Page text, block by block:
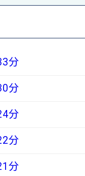
分
分
分
分
分